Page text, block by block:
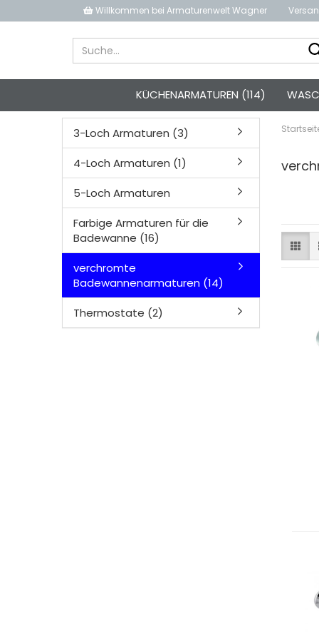
Willkommen bei Armaturenwelt Wagner
KÜCHENARMATUREN (114)
3-Loch Armaturen (3)
4-Loch Armaturen (1)
5-Loch Armaturen
Farbige Armaturen für die
Badewanne (16)
verchromte
Badewannenarmaturen (14)
Thermostate (2)